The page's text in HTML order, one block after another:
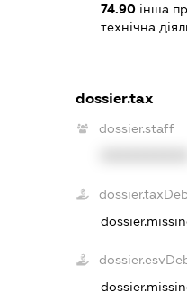
74.90інша
технічна
dossier.tax
dossier.staff